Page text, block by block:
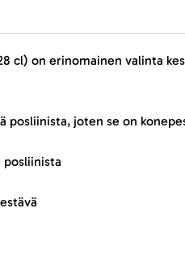
cl) on erinomainen valinta
posliinista, joten se on
posliinista